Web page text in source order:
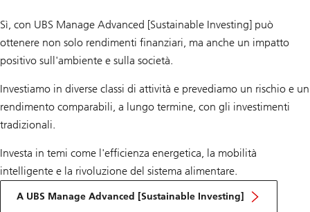
Sì, con UBS Manage Advanced [Sustainable Investing] può
ottenere non solo rendimenti finanziari, ma anche un impatto
positivo sull'ambiente e sulla società.
Investiamo in diverse classi di attività e prevediamo un rischio e un
rendimento comparabili, a lungo termine, con gli investimenti
tradizionali.
Investa in temi come l'efficienza energetica, la mobilità
intelligente e la rivoluzione del sistema alimentare.
A UBS Manage Advanced [Sustainable Investing]